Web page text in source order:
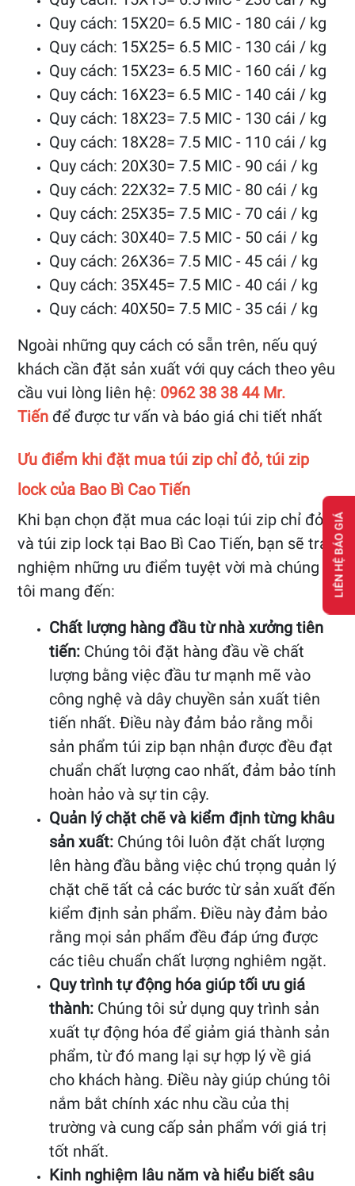
Quy cách: 15X20= 6.5 MIC - 180 cái / kg
Quy cách: 15X25= 6.5 MIC - 130 cái / kg
Quy cách: 15X23= 6.5 MIC - 160 cái / kg
Quy cách: 16X23= 6.5 MIC - 140 cái / kg
Quy cách: 18X23= 7.5 MIC - 130 cái / kg
Quy cách: 18X28= 7.5 MIC - 110 cái / kg
Quy cách: 20X30= 7.5 MIC - 90 cái / kg
Quy cách: 22X32= 7.5 MIC - 80 cái / kg
Quy cách: 25X35= 7.5 MIC - 70 cái / kg
Quy cách: 30X40= 7.5 MIC - 50 cái / kg
Quy cách: 26X36= 7.5 MIC - 45 cái / kg
Quy cách: 35X45= 7.5 MIC - 40 cái / kg
Quy cách: 40X50= 7.5 MIC - 35 cái / kg
Ngoài những quy cách có sẵn trên, nếu quý
khách cần đặt sản xuất với quy cách theo yêu
cầu vui lòng liên hệ: 0962 38 38 44 Mr.
Tiến để được tư vấn và báo giá chi tiết nhất
Ưu điểm khi đặt mua túi zip chỉ đỏ, túi zip
lock của Bao Bì Cao Tiến
Khi bạn chọn đặt mua các loại túi zip chỉ đỏ
và túi zip lock tại Bao Bì Cao Tiến, bạn sẽ trải
nghiệm những ưu điểm tuyệt vời mà chúng
tôi mang đến:
Chất lượng hàng đầu từ nhà xưởng tiên
tiến: Chúng tôi đặt hàng đầu về chất
lượng bằng việc đầu tư mạnh mẽ vào
công nghệ và dây chuyền sản xuất tiên
tiến nhất. Điều này đảm bảo rằng mỗi
sản phẩm túi zip bạn nhận được đều đạt
chuẩn chất lượng cao nhất, đảm bảo tính
hoàn hảo và sự tin cậy.
Quản lý chặt chẽ và kiểm định từng khâu
sản xuất: Chúng tôi luôn đặt chất lượng
lên hàng đầu bằng việc chú trọng quản lý
chặt chẽ tất cả các bước từ sản xuất đến
kiểm định sản phẩm. Điều này đảm bảo
rằng mọi sản phẩm đều đáp ứng được
các tiêu chuẩn chất lượng nghiêm ngặt.
Quy trình tự động hóa giúp tối ưu giá
thành: Chúng tôi sử dụng quy trình sản
xuất tự động hóa để giảm giá thành sản
phẩm, từ đó mang lại sự hợp lý về giá
cho khách hàng. Điều này giúp chúng tôi
nắm bắt chính xác nhu cầu của thị
trường và cung cấp sản phẩm với giá trị
tốt nhất.
Kinh nghiệm lâu năm và hiểu biết sâu
LIÊN HỆ BÁO GIÁ